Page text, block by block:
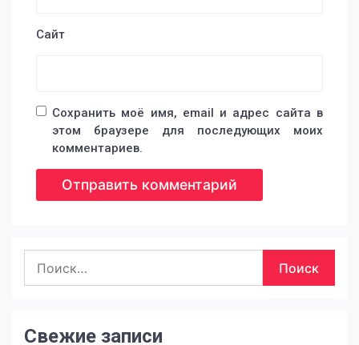
Сайт
Сохранить моё имя, email и адрес сайта в
этом браузере для последующих моих
комментариев.
Свежие записи